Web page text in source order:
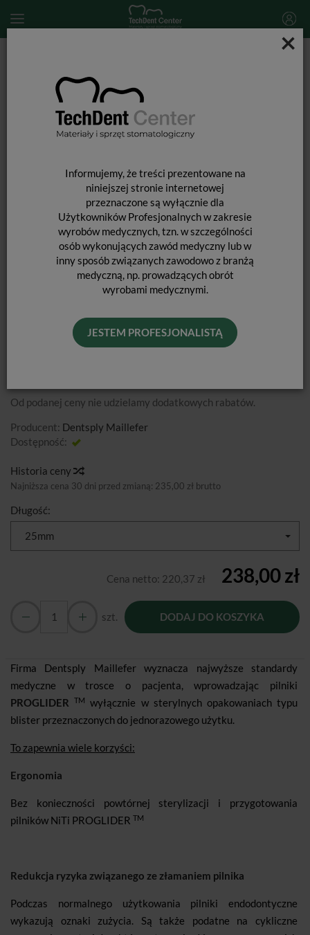
×
Informujemy, że treści prezentowane na
niniejszej stronie internetowej
przeznaczone są wyłącznie dla
Użytkowników Profesjonalnych w zakresie
wyrobów medycznych, tzn. w szczególności
osób wykonujących zawód medyczny lub w
inny sposób związanych zawodowo z branżą
medyczną, np. prowadzących obrót
wyrobami medycznymi.
JESTEM PROFESJONALISTĄ
PROGLIDER / 3 SZT.
Od podanej ceny nie udzielamy dodatkowych rabatów.
Producent: Dentsply Maillefer
Dostępność:
Historia ceny
Najniższa cena 30 dni przed zmianą: 235,00 zł brutto
Długość:
25mm
Cena netto: 220,37 zł 238,00 zł
szt. DODAJ DO KOSZYKA
Firma Dentsply Maillefer wyznacza najwyższe standardy
medyczne w trosce o pacjenta, wprowadzając pilniki
PROGLIDERTM
wyłącznie w sterylnych opakowaniach typu
blister przeznaczonych do jednorazowego użytku.
To zapewnia wiele korzyści:
Ergonomia
Bez konieczności powtórnej sterylizacji i przygotowania
pilników NiTi PROGLIDER TM
Redukcja ryzyka związanego ze złamaniem pilnika
Podczas normalnego użytkowania pilniki endodontyczne
wykazują oznaki zużycia. Są także podatne na cykliczne